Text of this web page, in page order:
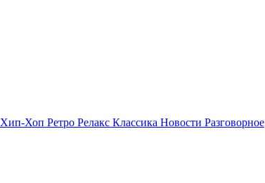
Хип-Хоп Ретро Релакс Классика Новости Разговорное